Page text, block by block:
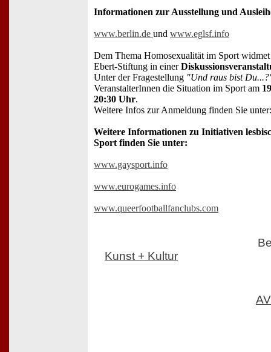
Informationen zur Ausstellung und
www.berlin.de und www.eglsf.info
Dem Thema Homosexualität im Sport
Ebert-Stiftung in einer
Unter der Fragestellung "Und raus bist
VeranstalterInnen die Situation im Sport am
20:30 Uhr.
Weitere Infos zur Anmeldung finden Sie
Weitere Informationen zu Initiativen
Sport finden Sie unter:
www.gaysport.info
www.eurogames.info
www.queerfootballfanclubs.com
Kunst + Kultur